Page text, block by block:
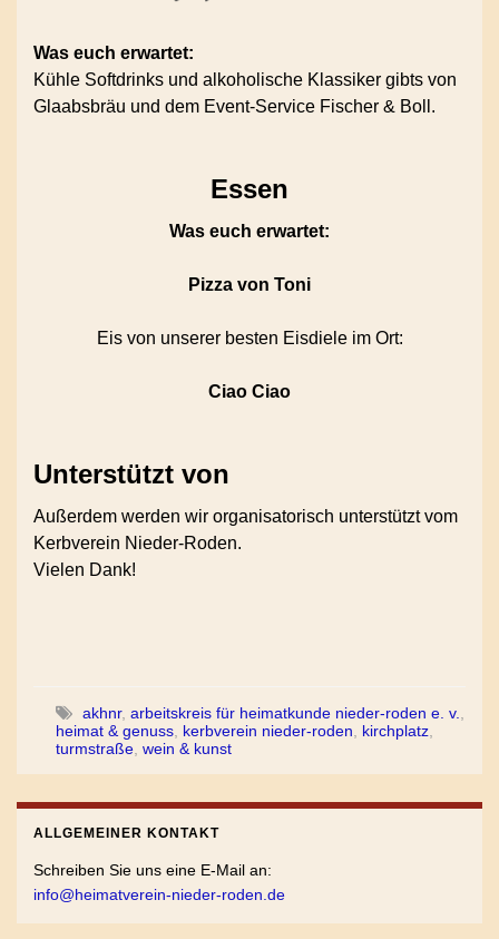
Was euch erwartet:
Kühle Softdrinks und alkoholische Klassiker gibts von
Glaabsbräu und dem Event-Service Fischer & Boll.
Essen
Was euch erwartet:
Pizza von Toni
Eis von unserer besten Eisdiele im Ort:
Ciao Ciao
Unterstützt von
Außerdem werden wir organisatorisch unterstützt vom
Kerbverein Nieder-Roden.
Vielen Dank!
akhnr, arbeitskreis für heimatkunde nieder-roden e. v.
heimat & genuss kerbverein nieder-roden kirchplatz
turmstraße wein & kunst
ALLGEMEINER KONTAKT
Schreiben Sie uns eine E-Mail an:
info@heimatverein-nieder-roden.de